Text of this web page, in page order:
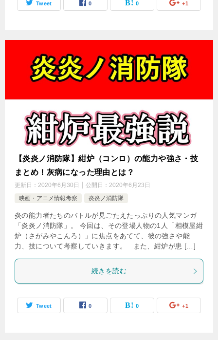
Tweet 0 0 +1
【炎炎ノ消防隊】紺炉（コンロ）の能力や強さ・技
まとめ！灰病になった理由とは？
更新日： 2020年6月30日 公開日： 2020年6月23日
映画・アニメ情報考察
炎炎ノ消防隊
炎の能力者たちのバトルが見ごたえたっぷりの人気マンガ
「炎炎ノ消防隊」。 今回は、その登場人物の1人「相模屋紺
炉（さがみやこんろ）」に焦点をあてて、彼の強さや能
力、技について考察していきます。 また、紺炉が患 […]
続きを読む
Tweet 0 0 +1